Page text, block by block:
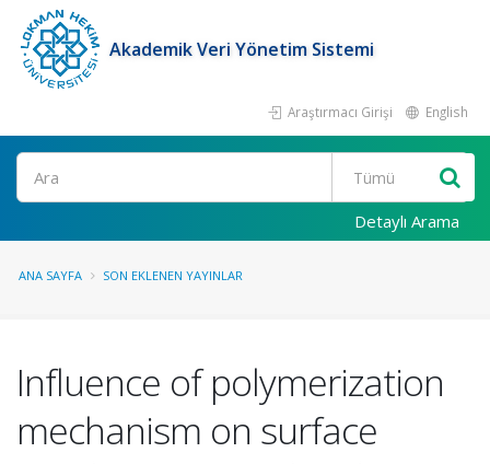
Akademik Veri Yönetim Sistemi
Araştırmacı Girişi English
Ara
Detaylı Arama
ANA SAYFA SON EKLENEN YAYINLAR
Influence of polymerization
mechanism on surface